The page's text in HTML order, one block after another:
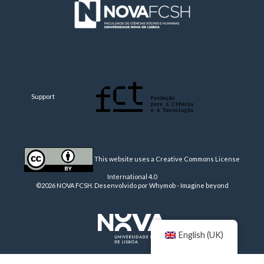
Support
This website uses a Creative Commons License
International 4.0
©2026 NOVA FCSH. Desenvolvido porWhymob - Imagine beyond
English (UK)